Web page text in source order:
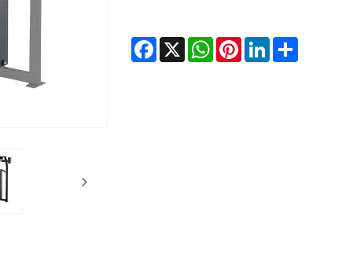
Facebook X
WhatsAppPinterestLinkedInShare